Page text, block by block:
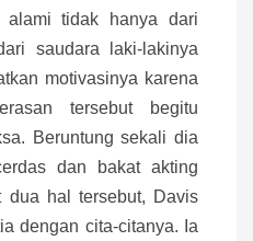
alami tidak hanya dari
saudara laki-lakinya
motivasinya karena
tersebut begitu
Beruntung sekali dia
dan bakat akting
dua hal tersebut, Davis
dengan cita-citanya. Ia